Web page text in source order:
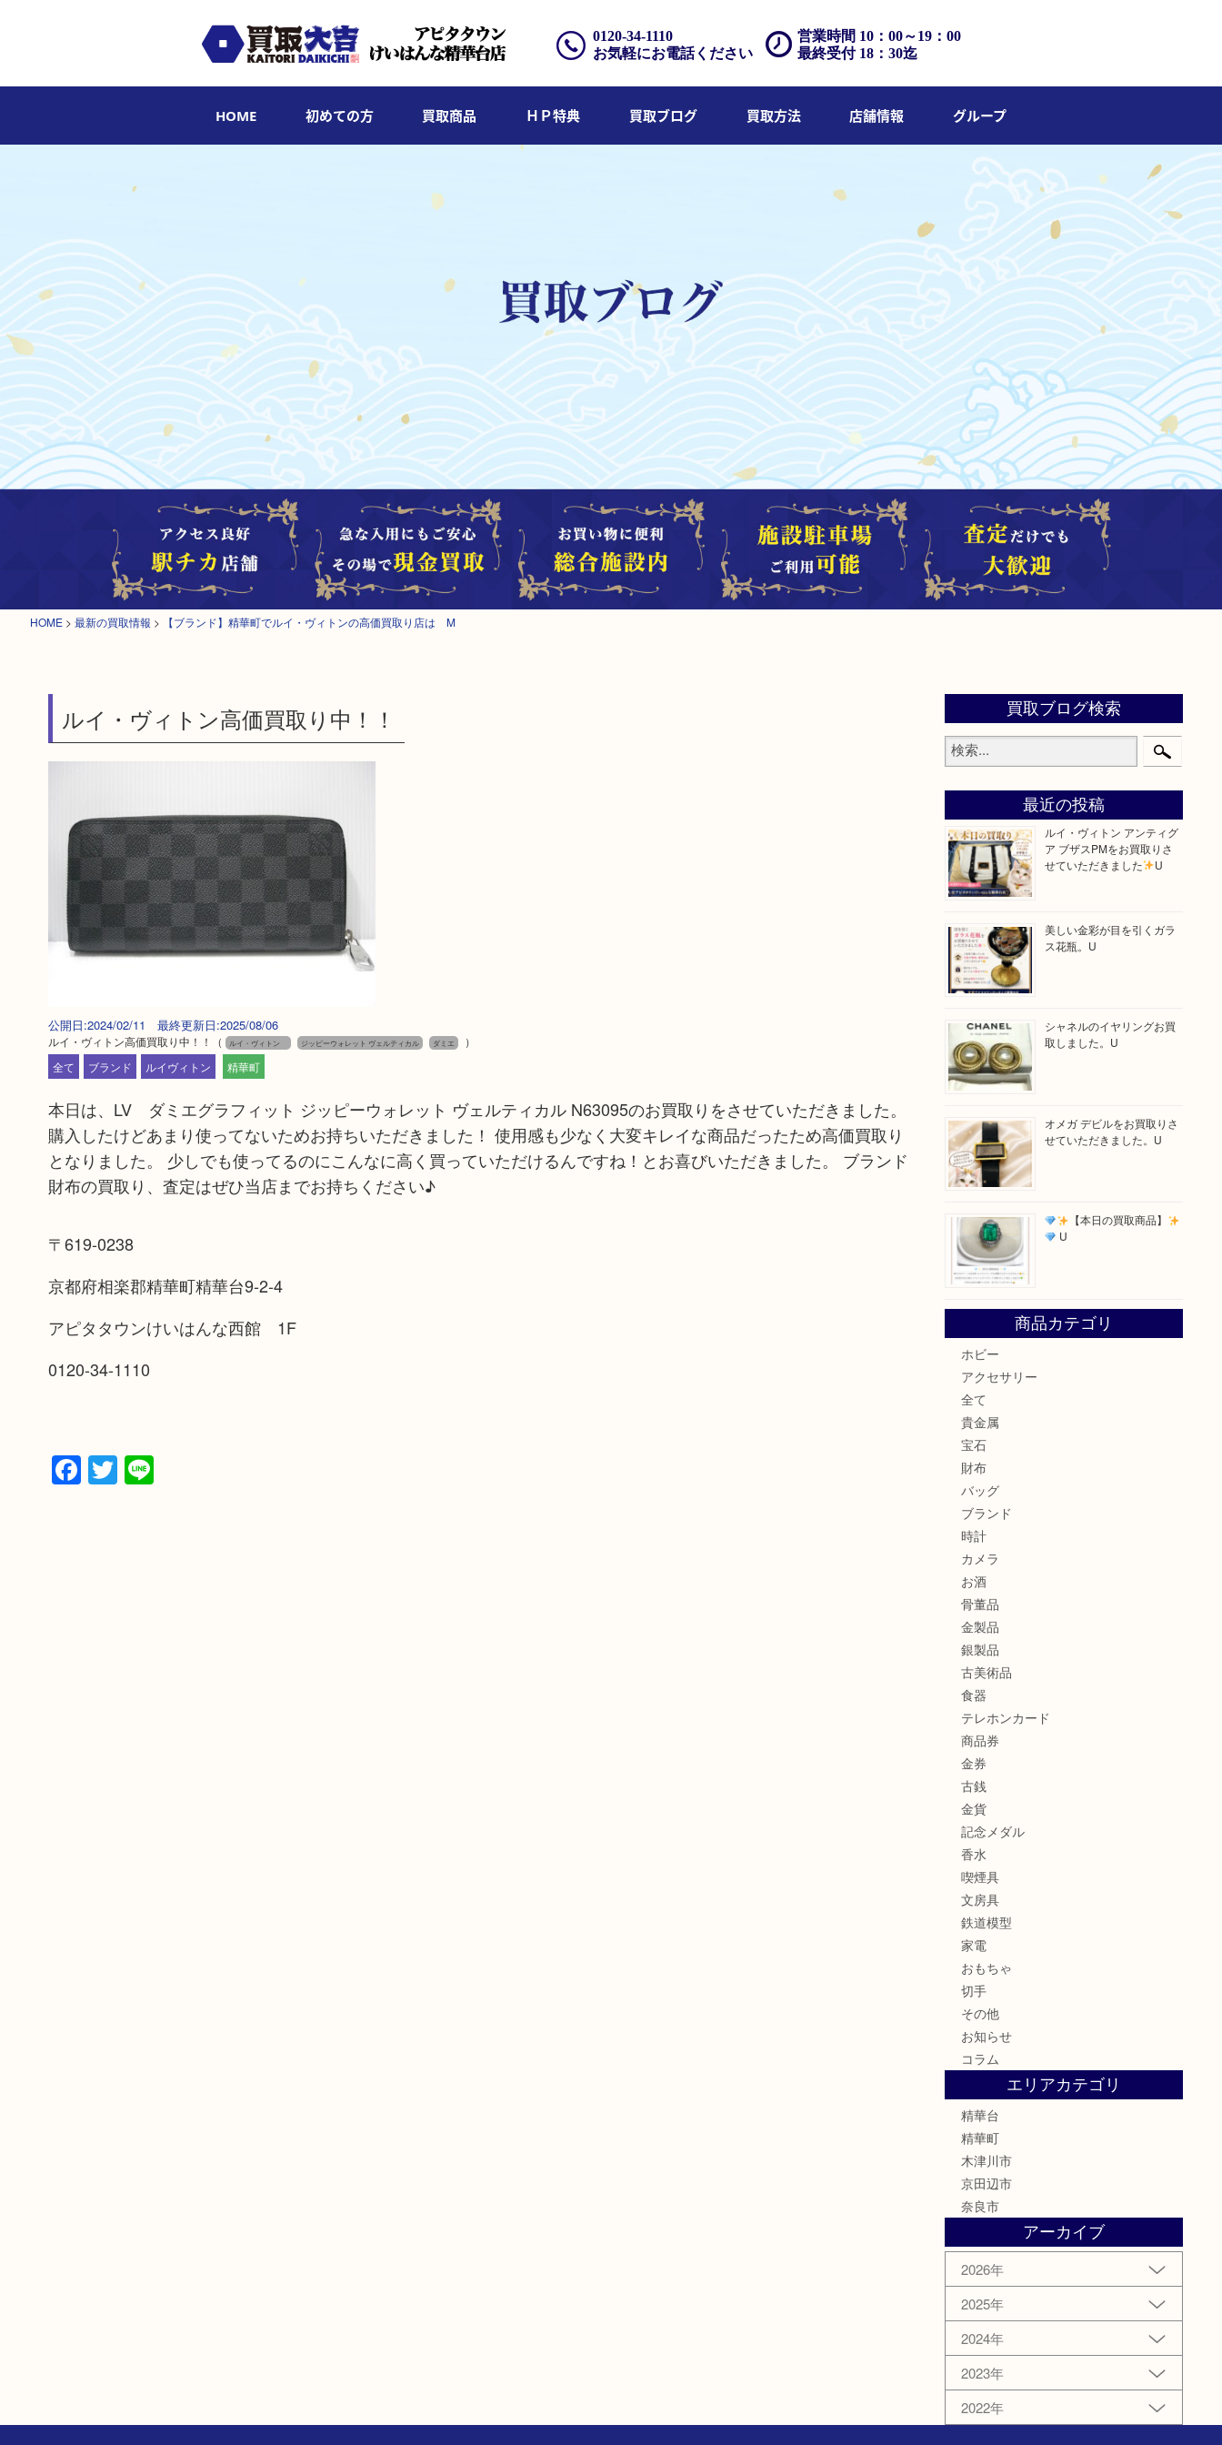
営業時間 10：00～19：00
最終受付 18：30迄
0120-34-1110
お気軽にお電話ください
HOME 初めての方 買取商品 ＨＰ特典 買取ブログ 買取方法 店舗情報 グループ
HOME > 最新の買取情報 > 【ブランド】精華町でルイ・ヴィトンの高価買取り店は M
ルイ・ヴィトン高価買取り中！！
公開日:2024/02/11 最終更新日:2025/08/06
ルイ・ヴィトン高価買取り中！！ （ ルイ・ヴィトン ジッピーウォレット ヴェルティカル ダミエ
）
全て
ブランド ルイヴィトン 精華町
本日は、LV ダミエグラフィット ジッピーウォレット ヴェルティカル N63095のお買取りをさせていただきました。
購入したけどあまり使ってないためお持ちいただきました！ 使用感も少なく大変キレイな商品だったため高価買取り
となりました。 少しでも使ってるのにこんなに高く買っていただけるんですね！とお喜びいただきました。 ブランド
財布の買取り、査定はぜひ当店までお持ちください♪
〒619-0238
京都府相楽郡精華町精華台9-2-4
アピタタウンけいはんな西館 1F
0120-34-1110
Facebook
Twitter
Line
買取ブログ検索
最近の投稿
ルイ・ヴィトン アンティグ
ア ブザスPMをお買取りさ
せていただきました
U
美しい金彩が目を引くガラ
ス花瓶。U
シャネルのイヤリングお買
取しました。U
オメガ デビルをお買取りさ
せていただきました。U
【本日の買取商品】
U
商品カテゴリ
ホビー
アクセサリー
全て
貴金属
宝石
財布
バッグ
ブランド
時計
カメラ
お酒
骨董品
金製品
銀製品
古美術品
食器
テレホンカード
商品券
金券
古銭
金貨
記念メダル
香水
喫煙具
文房具
鉄道模型
家電
おもちゃ
切手
その他
お知らせ
コラム
エリアカテゴリ
精華台
精華町
木津川市
京田辺市
奈良市
アーカイブ
2026年
2025年
2024年
2023年
2022年